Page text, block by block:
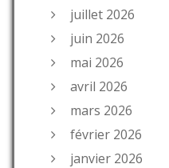
juillet 2026
juin 2026
mai 2026
avril 2026
mars 2026
février 2026
janvier 2026